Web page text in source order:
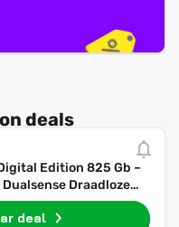
deals
Edition 825 Gb –
Draadloze
deal